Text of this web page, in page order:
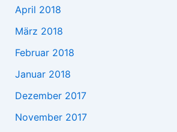
April 2018
März 2018
Februar 2018
Januar 2018
Dezember 2017
November 2017